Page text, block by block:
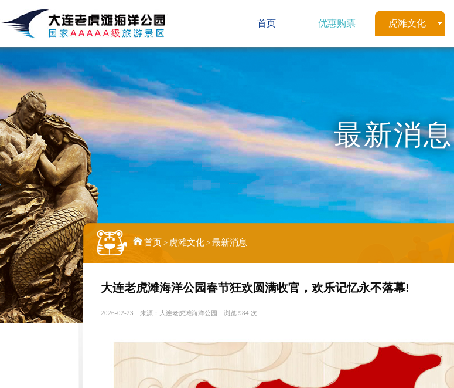
首页 优惠购票 虎滩文化
最新消息
首页 > 虎滩文化 > 最新消息
大连老虎滩海洋公园春节狂欢圆满收官，欢乐记忆永不落幕!
2026-02-23 来源：大连老虎滩海洋公园 浏览 984 次